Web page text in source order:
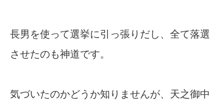
長男を使って選挙に引っ張りだし、全て落選
させたのも神道です。
気づいたのかどうか知りませんが、天之御中